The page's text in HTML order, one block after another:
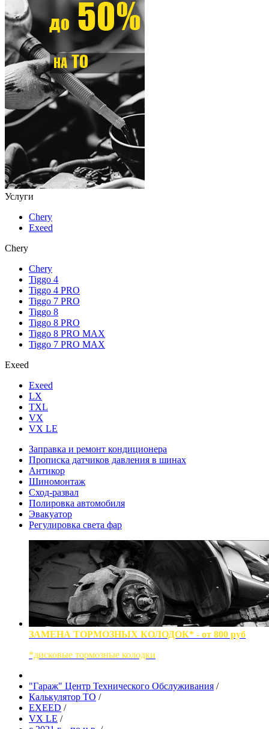
Услуги
Chery
Exeed
Chery
Chery
Tiggo 4
Tiggo 4 PRO
Tiggo 7 PRO
Tiggo 8
Tiggo 8 PRO
Tiggo 8 PRO MAX
Tiggo 7 PRO MAX
Exeed
Exeed
LX
TXL
VX
VX LE
Заправка и ремонт кондиционера
Прописка датчиков давления в шинах
Антикор
Шиномонтаж
Сход-развал
Полировка автомобиля
Эвакуатор
Регулировка света фар
ЗАМЕНА ТОРМОЗНЫХ КОЛОДОК* - от 800 руб
*дисковые тормозные колодки
"Гараж" Центр Технического Обслуживания /
Калькулятор ТО /
EXEED /
VX LE /